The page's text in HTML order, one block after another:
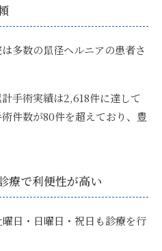
多数の鼠径ヘルニアの患者さ
手術実績は2,618件に達して
件数が80件を超えており、豊
療で利便性が高い
日・日曜日・祝日も診療を行